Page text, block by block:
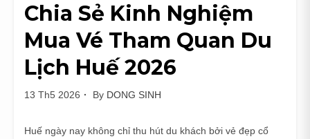
Chia Sẻ Kinh Nghiệm
Mua Vé Tham Quan Du
Lịch Huế 2026
13 Th5 2026 By DONG SINH
Huế ngày nay không chỉ thu hút du khách bởi vẻ đẹp cổ